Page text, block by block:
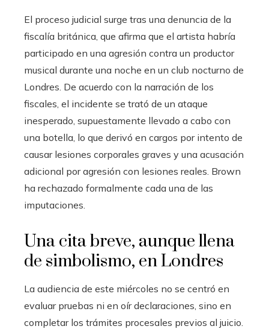
El proceso judicial surge tras una denuncia de la
fiscalía británica, que afirma que el artista habría
participado en una agresión contra un productor
musical durante una noche en un club nocturno de
Londres. De acuerdo con la narración de los
fiscales, el incidente se trató de un ataque
inesperado, supuestamente llevado a cabo con
una botella, lo que derivó en cargos por intento de
causar lesiones corporales graves y una acusación
adicional por agresión con lesiones reales. Brown
ha rechazado formalmente cada una de las
imputaciones.
Una cita breve, aunque llena
de simbolismo, en Londres
La audiencia de este miércoles no se centró en
evaluar pruebas ni en oír declaraciones, sino en
completar los trámites procesales previos al juicio.